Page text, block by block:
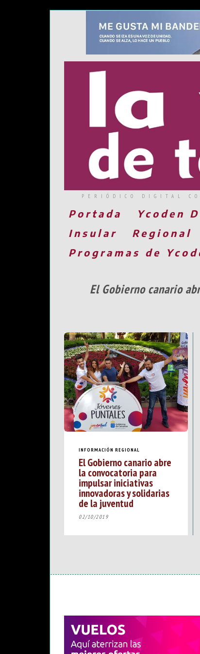
PERIÓDICO DIGITAL
Portada Ycoden
Insular
Regional
Programas de
El Gobierno canario
INFORMACIÓN REGIONAL
El Gobierno canario abre
la convocatoria para
impulsar iniciativas
innovadoras y solidarias
de la juventud
02/10/2019